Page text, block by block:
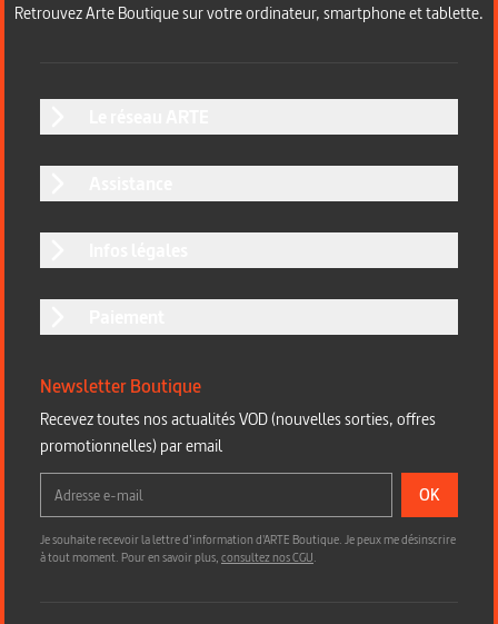
Retrouvez Arte Boutique sur votre ordinateur, smartphone et tablette.
Newsletter Boutique
Recevez toutes nos actualités VOD (nouvelles sorties, offres
promotionnelles) par email
OK
Je souhaite recevoir la lettre d’information d'ARTE Boutique. Je peux me désinscrire
à tout moment. Pour en savoir plus,consultez nos CGU.